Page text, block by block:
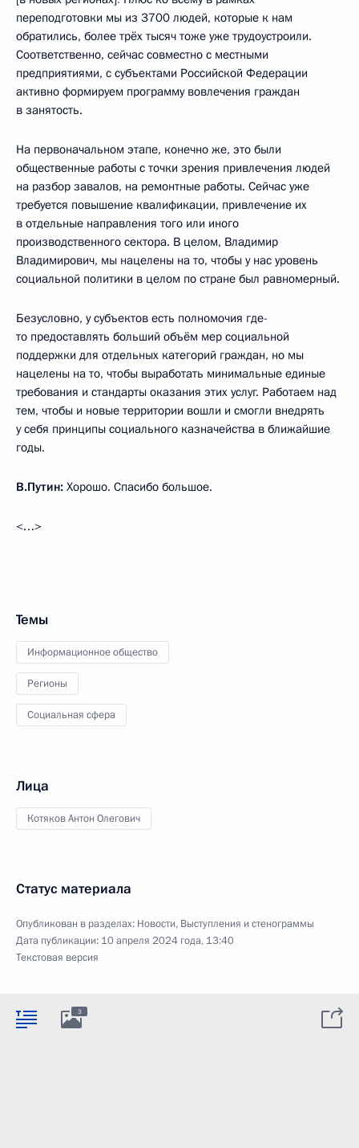
переподготовки мы из 3700 людей, которые к нам
обратились, более трёх тысяч тоже уже трудоустроили.
Соответственно, сейчас совместно с местными
предприятиями, с субъектами Российской Федерации
активно формируем программу вовлечения граждан
в занятость.
На первоначальном этапе, конечно же, это были
общественные работы с точки зрения привлечения людей
на разбор завалов, на ремонтные работы. Сейчас уже
требуется повышение квалификации, привлечение их
в отдельные направления того или иного
производственного сектора. В целом, Владимир
Владимирович, мы нацелены на то, чтобы у нас уровень
социальной политики в целом по стране был равномерный.
Безусловно, у субъектов есть полномочия где-
то предоставлять больший объём мер социальной
поддержки для отдельных категорий граждан, но мы
нацелены на то, чтобы выработать минимальные единые
требования и стандарты оказания этих услуг. Работаем над
тем, чтобы и новые территории вошли и смогли внедрять
у себя принципы социального казначейства в ближайшие
годы.
В.Путин: Хорошо. Спасибо большое.
<…>
Темы
Информационное общество
Регионы
Социальная сфера
Лица
Котяков Антон Олегович
Статус материала
Опубликован в разделах: Новости, Выступления и стенограммы
Дата публикации: 10 апреля 2024 года, 13:40
Текстовая версия
3